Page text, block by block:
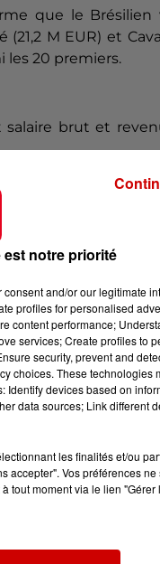
que le Brésilien
M EUR) et
les 20 premiers.
brut et
derrière
de la Juventus.
M EUR, ce qui le
en comptant
ensuite
Zinédine Zidane est
est notre priorité
and/or our legitimate
profiles for personalised
content performance;
services; Create profiles to
security, prevent and
choices. These technologies
Identify devices based on
data sources; Link different
les finalités et/ou
accepter". Vos préférences
tout moment via le lien